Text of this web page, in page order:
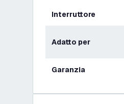
Interruttore
Adatto per
Garanzia